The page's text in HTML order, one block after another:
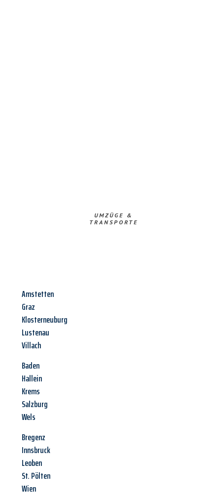
UMZÜGE &
TRANSPORTE
Amstetten
Graz
Klosterneuburg
Lustenau
Villach
Baden
Hallein
Krems
Salzburg
Wels
Bregenz
Innsbruck
Leoben
St. Pölten
Wien